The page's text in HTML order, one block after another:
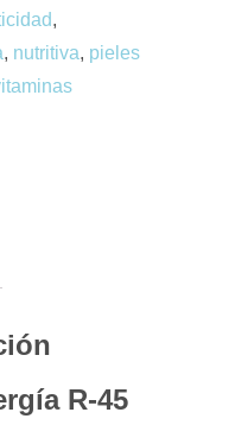
,
, nutritiva, pieles
R-45